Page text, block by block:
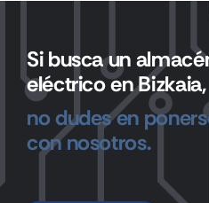
Si busca un
eléctrico en Bizkaia,
no dudes en
con nosotros.